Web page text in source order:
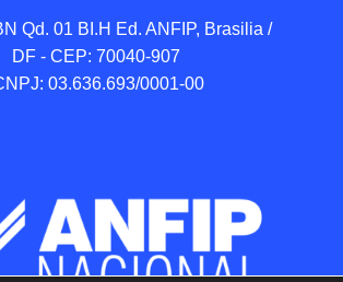
Qd. 01 BI.H Ed. ANFIP, Brasilia /
DF - CEP: 70040-907
03.636.693/0001-00